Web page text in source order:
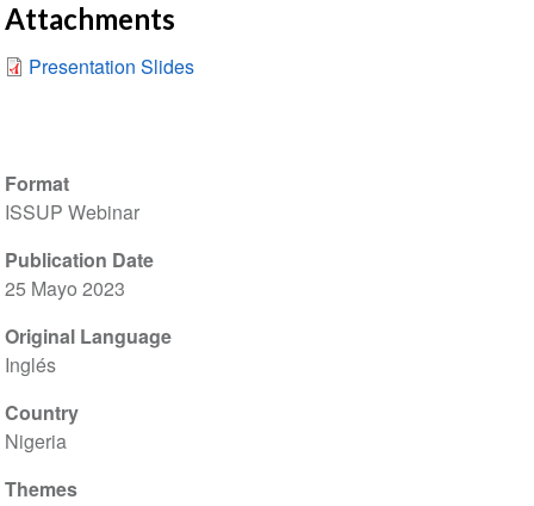
Format
ISSUP Webinar
Publication Date
25 Mayo 2023
Original Language
Inglés
Country
Nigeria
Themes
Attachments
Presentation Slides